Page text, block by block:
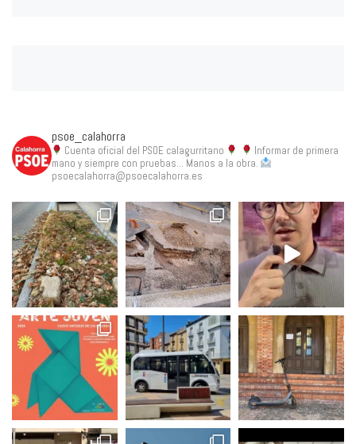
psoe_calahorra
Cuenta oficial del PSOE calagurritano
Informar de primera
mano y siempre con pruebas... Manos a la obra.
psoecalahorra@psoecalahorra.es